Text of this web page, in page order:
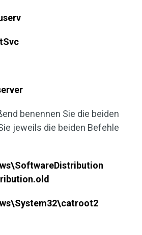
benennen Sie die beiden
jeweils die beiden Befehle